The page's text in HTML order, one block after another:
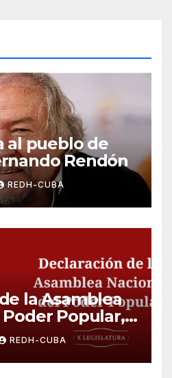
al pueblo de
Rendón
REDH-CUBA
la Asamblea
Popular,
energético y
al pueblo
REDH-CUBA